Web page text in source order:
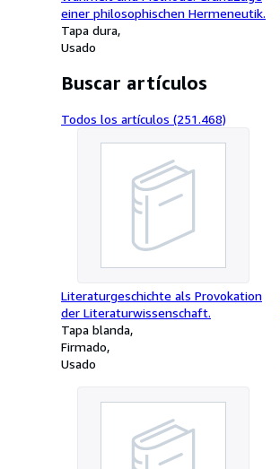
einer philosophischen Hermeneutik.
Tapa dura
Usado
Buscar artículos
Todos los artículos (251.468)
Literaturgeschichte als Provokation
der Literaturwissenschaft.
Tapa blanda
Firmado
Usado